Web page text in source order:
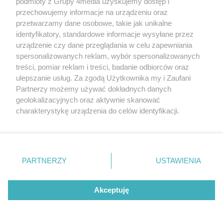
Pielgrzymka na Jasną Górę (zdjęcia)
Data dodania galerii:
przechowujemy informacje na urządzeniu oraz
przetwarzamy dane osobowe, takie jak unikalne
identyfikatory, standardowe informacje wysyłane przez
urządzenie czy dane przeglądania w celu zapewniania
spersonalizowanych reklam, wybór spersonalizowanych
treści, pomiar reklam i treści, badanie odbiorców oraz
ulepszanie usług. Za zgodą Użytkownika my i Zaufani
Partnerzy możemy używać dokładnych danych
geolokalizacyjnych oraz aktywnie skanować
charakterystykę urządzenia do celów identyfikacji.
zmienić/wycofać klikając przycisk ustawień prywatności
znajdujący się w lewym dolnym rogu strony
. Niektóre
użytkownika, ale masz prawo sprzeciwić się takiemu
przetwarzaniu. Preferencje będą miały zastosowania tylko
PARTNERZY USTAWIENIA
Akceptuję